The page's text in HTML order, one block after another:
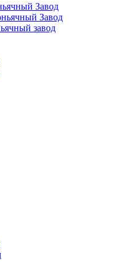
Завод
Завод
завод